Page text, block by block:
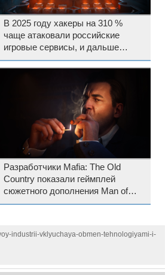
В 2025 году хакеры на 310 %
чаще атаковали российские
игровые сервисы, и дальше
будет только хуже
Разработчики Mafia: The Old
Country показали геймплей
сюжетного дополнения Man of
Honor, в котором появится звезда
industrii-vklyuchaya-obmen-tehnologiyami-i-